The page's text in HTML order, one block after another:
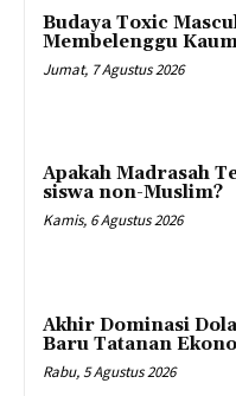
Budaya Toxic
Membelenggu
Jumat, 7 Agustus 2026
Apakah Madrasah
siswa non-Muslim?
Kamis, 6 Agustus 2026
Akhir Dominasi
Baru Tatanan
Rabu, 5 Agustus 2026